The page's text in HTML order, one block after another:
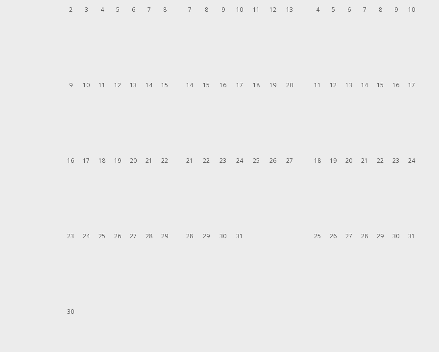
2 3 4 5 6 7 8
9 10 11 12 13 14 15
16 17 18 19 20 21 22
23 24 25 26 27 28 29
30
7 8 9 10 11 12 13
14 15 16 17 18 19 20
21 22 23 24 25 26 27
28 29 30 31
4 5 6 7 8 9 10
11 12 13 14 15 16 17
18 19 20 21 22 23 24
25 26 27 28 29 30 31